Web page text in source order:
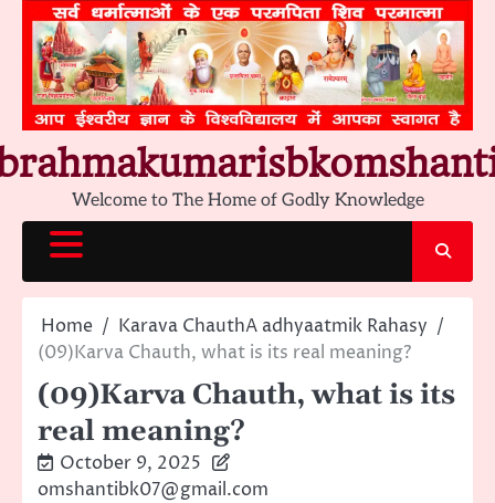
content
Welcome to The Home of Godly Knowledge
Home
Karava ChauthA adhyaatmik Rahasy
(09)Karva Chauth, what is its real meaning?
(09)Karva Chauth, what is its
real meaning?
October 9, 2025
omshantibk07@gmail.com